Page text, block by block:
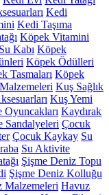
Kedi
Kedi Taşıma
Köpek Vitamini
Kabı Köpek
Köpek Ödülleri
Tasmaları Köpek
Kuş Sağlık
Kuş Yemi
Oyuncakları Kaydırak
Sandalyeleri Çocuk
Çocuk Kaykay Su
Su Aktivite
Şişme Deniz Topu
Şişme Deniz Kolluğu
Malzemeleri Havuz